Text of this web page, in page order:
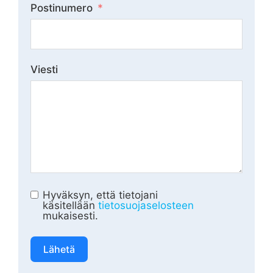
Postinumero
Viesti
Hyväksyn, että tietojani
käsitellään tietosuojaselosteen
mukaisesti.
Lähetä